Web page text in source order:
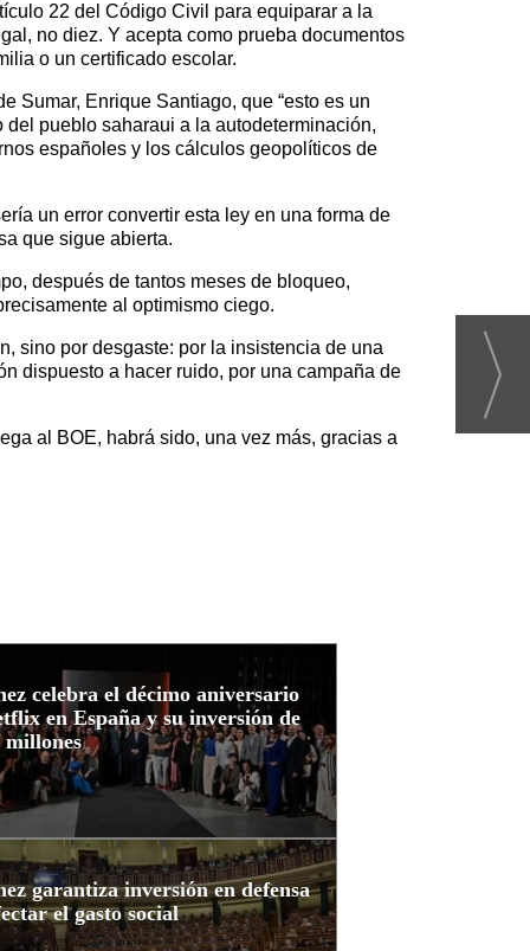
22 del Código Civil para equiparar a la
no diez. Y acepta como prueba documentos
o un certificado escolar.
Sumar, Enrique Santiago, que “esto es un
pueblo saharaui a la autodeterminación,
españoles y los cálculos geopolíticos de
un error convertir esta ley en una forma de
que sigue abierta.
después de tantos meses de bloqueo,
al optimismo ciego.
sino por desgaste: por la insistencia de una
dispuesto a hacer ruido, por una campaña de
al BOE, habrá sido, una vez más, gracias a
celebra el décimo aniversario
en España y su inversión de
millones
garantiza inversión en defensa
el gasto social